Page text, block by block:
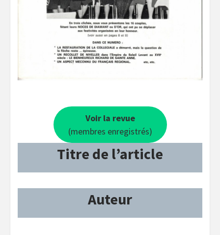
Voir la revue
(membres enregistrés)
Titre de l’article
Auteur